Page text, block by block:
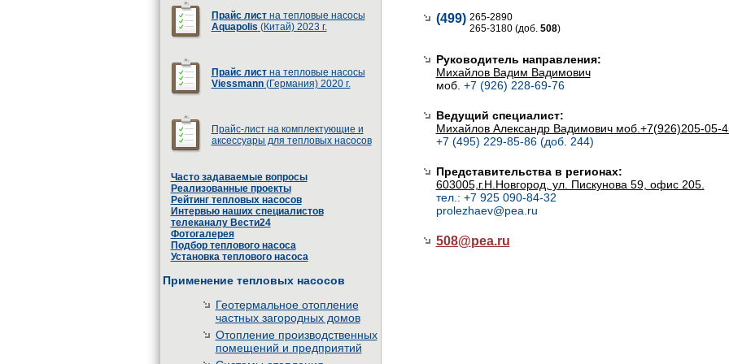
Прайс листна тепловые насосы
Aquapolis (Китай) 2023 г.
Прайс листна тепловые насосы
Viessmann(Германия) 2020 г.
Прайс-лист на комплектующие и
аксессуары для тепловых насосов
Часто задаваемые вопросы
Реализованные проекты
Рейтинг тепловых насосов
Интервью наших специалистов
телеканалу Вести24
Фотогалерея
Подбор теплового насоса
Установка теплового насоса
Применение тепловых насосов
Геотермальное отопление
частных загородных домов
Отопление производственных
помещений и предприятий
(499) 265-2890
265-3180 (доб. 508)
Руководитель направления:
Михайлов Вадим Вадимович
моб. +7 (926) 228-69-76
Ведущий специалист:
Михайлов Александр Вадимович моб.+7(926)205-05-
+7 (495) 229-85-86 (доб. 244)
Представительства в регионах:
603005,г.Н.Новгород, ул. Пискунова 59, офис 205.
тел.: +7 925 090-84-32
prolezhaev@pea.ru
508@pea.ru